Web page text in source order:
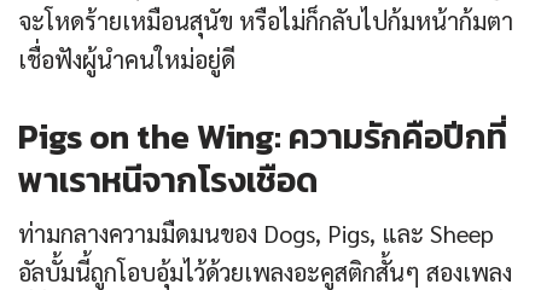
จะโหดร้ายเหมือนสุนัข หรือไม่ก็กลับไปก้มหน้าก้มตา
เชื่อฟังผู้นำคนใหม่อยู่ดี
Pigs on the Wing: ความรักคือปีกที่
พาเราหนีจากโรงเชือด
ท่ามกลางความมืดมนของ Dogs, Pigs, และ Sheep
อัลบั้มนี้ถูกโอบอุ้มไว้ด้วยเพลงอะคูสติกสั้นๆ สองเพลง